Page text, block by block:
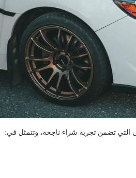
التي تضمن تجربة شراء ناجحة، وتتمثل في: